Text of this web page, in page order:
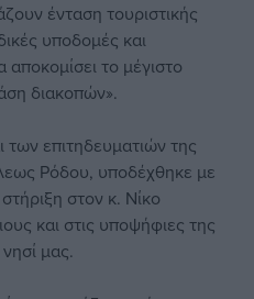
ένταση τουριστικής
υποδομές και
το μέγιστο
διακοπών».
επιτηδευματιών της
Ρόδου, υποδέχθηκε με
στον κ. Νίκο
και στις υποψήφιες της
μας.